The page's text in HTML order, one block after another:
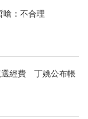
嗆：不合理
經費 丁姚公布帳